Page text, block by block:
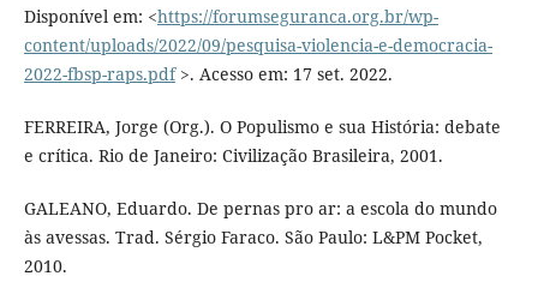
Disponível em: <https://forumseguranca.org.br/wp-
content/uploads/2022/09/pesquisa-violencia-e-democracia-
2022-fbsp-raps.pdf>. Acesso em: 17 set. 2022.
FERREIRA, Jorge (Org.). O Populismo e sua História: debate
e crítica. Rio de Janeiro: Civilização Brasileira, 2001.
GALEANO, Eduardo. De pernas pro ar: a escola do mundo
às avessas. Trad. Sérgio Faraco. São Paulo: L&PM Pocket,
2010.